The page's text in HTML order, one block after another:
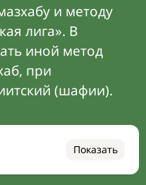
и методу
лига». В
иной метод
при
(шафии).
Показать